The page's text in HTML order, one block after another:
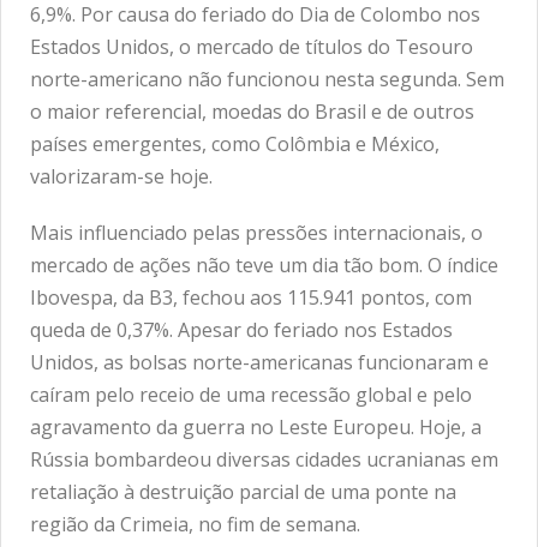
6,9%. Por causa do feriado do Dia de Colombo nos
Estados Unidos, o mercado de títulos do Tesouro
norte-americano não funcionou nesta segunda. Sem
o maior referencial, moedas do Brasil e de outros
países emergentes, como Colômbia e México,
valorizaram-se hoje.
Mais influenciado pelas pressões internacionais, o
mercado de ações não teve um dia tão bom. O índice
Ibovespa, da B3, fechou aos 115.941 pontos, com
queda de 0,37%. Apesar do feriado nos Estados
Unidos, as bolsas norte-americanas funcionaram e
caíram pelo receio de uma recessão global e pelo
agravamento da guerra no Leste Europeu. Hoje, a
Rússia bombardeou diversas cidades ucranianas em
retaliação à destruição parcial de uma ponte na
região da Crimeia, no fim de semana.